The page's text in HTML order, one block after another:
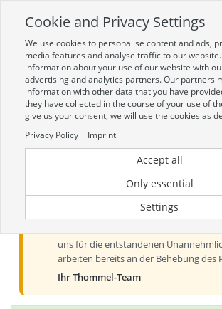
Zur mobilen Kompaktversion (Login
Toggle
navigation
Aktueller Hinweis zur Preis-
Verfügbarkeitsanzeige
Liebe Kundinnen und Kunden, derzeit
Preis- und Verfügbarkeitsanzeige aus
uns für die entstandenen
arbeiten bereits an der Behebung des
Ihr Thommel-Team
Cookie and Privacy Settings
We use cookies to personalise content and ads,
media features and analyse traffic to our
information about your use of our website with
advertising and analytics partners. Our partners
information with other data that you have
they have collected in the course of your use of
give us your consent, we will use the cookies as
Privacy Policy
Imprint
Accept all
Only essential
Settings